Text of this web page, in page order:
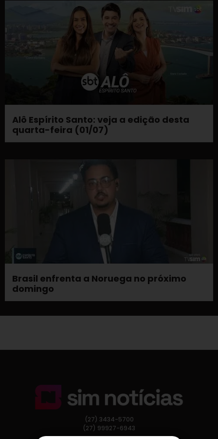
Alô Espírito Santo: veja a edição desta
quarta-feira (01/07)
Brasil enfrenta a Noruega no próximo
domingo
(27) 3434-5700
(27) 99927-6943